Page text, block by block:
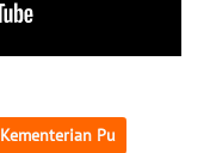
Kementerian Pu